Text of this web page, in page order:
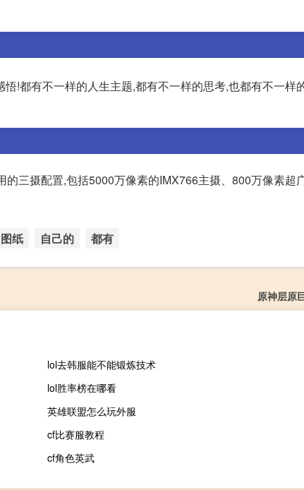
悟!都有不一样的人生主题,都有不一样的思考,也都有不一样
三摄配置,包括5000万像素的IMX766主摄、800万像素超
图纸 自己的 都有
原神层原
lol去韩服能不能锻炼技术
lol胜率榜在哪看
英雄联盟怎么玩外服
cf比赛服教程
cf角色英武